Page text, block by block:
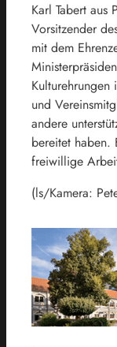
Karl Tabert aus
Vorsitzender
mit dem
Kulturehrungen
und
andere
bereitet haben.
freiwillige
(ls/Kamera: